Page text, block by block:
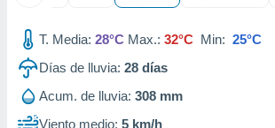
1199
T. Media: 28°C Max.: 32°C Min: 25°C
Días de lluvia: 28 días
Acum. de lluvia: 308 mm
Viento medio: 5 km/h